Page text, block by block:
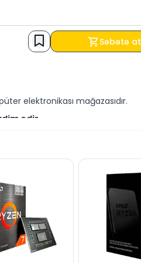
Səbətə at
elektronikası mağazasıdır.
edir.
ilə əldə edə bilərsiniz.
bizə ünvanlaya bilərsiniz.
hazırıq.